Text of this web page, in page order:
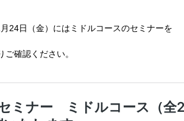
24日（金）にはミドルコースのセミナーを
確認ください。